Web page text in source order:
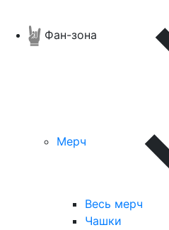
Фан-зона
Мерч
Весь мерч
Чашки